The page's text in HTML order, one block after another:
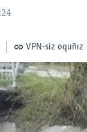
VPN-siz oquñız